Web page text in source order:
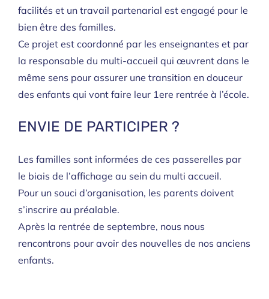
facilités et un travail partenarial est engagé pour le
bien être des familles.
Ce projet est coordonné par les enseignantes et par
la responsable du multi-accueil qui œuvrent dans le
même sens pour assurer une transition en douceur
des enfants qui vont faire leur 1ere rentrée à l’école.
ENVIE DE PARTICIPER ?
Les familles sont informées de ces passerelles par
le biais de l’affichage au sein du multi accueil.
Pour un souci d’organisation, les parents doivent
s’inscrire au préalable.
Après la rentrée de septembre, nous nous
rencontrons pour avoir des nouvelles de nos anciens
enfants.